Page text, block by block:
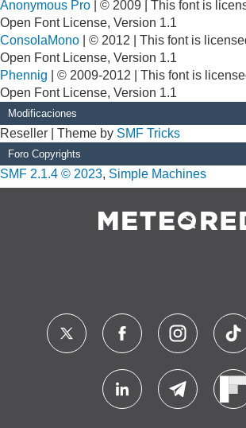
Anonymous Pro | © 2009 | This font is
Open Font License, Version 1.1
ConsolaMono | © 2012 | This font is
Open Font License, Version 1.1
Phennig | © 2009-2012 | This font is
Open Font License, Version 1.1
Modificaciones
Reseller | Theme by SMF Tricks
Foro Copyrights
SMF 2.1.4 © 2023, Simple Machines